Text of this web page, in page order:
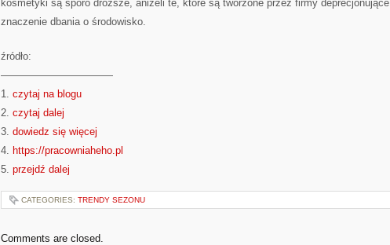
kosmetyki są sporo droższe, aniżeli te, które są tworzone przez firmy deprecjonujące
znaczenie dbania o środowisko.
źródło:
———————————
1. czytaj na blogu
2. czytaj dalej
3. dowiedz się więcej
4. https://pracowniaheho.pl
5. przejdź dalej
CATEGORIES: TRENDY SEZONU
Comments are closed.